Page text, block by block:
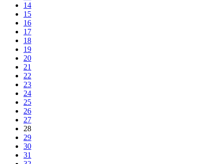
14
15
16
17
18
19
20
21
22
23
24
25
26
27
28
29
30
31